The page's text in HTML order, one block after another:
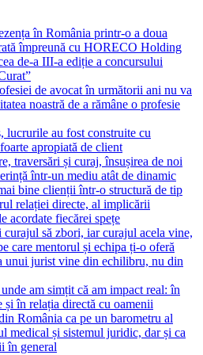
în România printr-o a doua
împreună cu HORECO Holding
de-a III-a ediție a concursului
de avocat în următorii ani nu va
noastră de a rămâne o profesie
lucrurile au fost construite cu
apropiată de client
traversări și curaj, însușirea de noi
într-un mediu atât de dinamic
bine clienții într-o structură de tip
relației directe, al implicării
acordate fiecărei spețe
curajul să zbori, iar curajul acela vine,
care mentorul și echipa ți-o oferă
unui jurist vine din echilibru, nu din
am simțit că am impact real: în
și în relația directă cu oamenii
România ca pe un barometru al
medical și sistemul juridic, dar și ca
în general